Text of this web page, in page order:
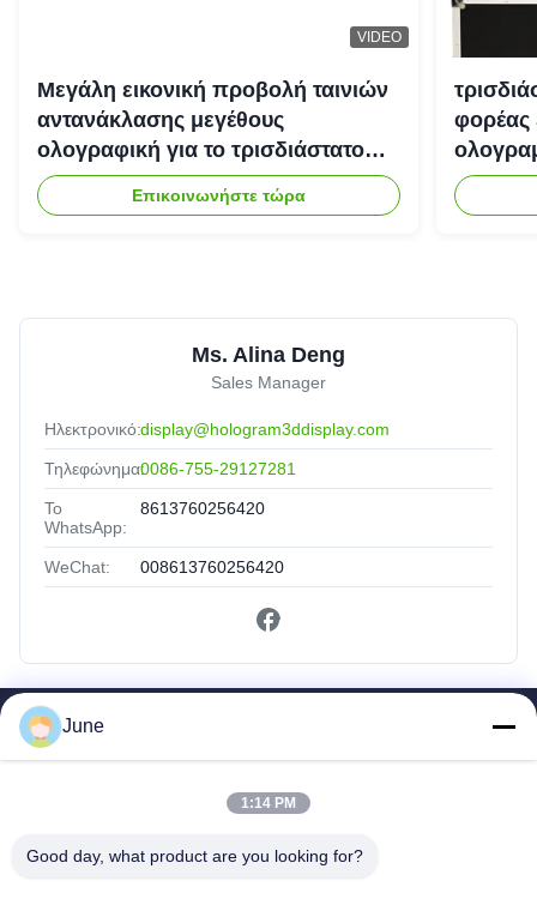
VIDEO
Μεγάλη εικονική προβολή ταινιών
αντανάκλασης μεγέθους
ολογραφική για το τρισδιάστατο
σύστημα προβολέων
ολογραμμάτων
Επικοινωνήστε τώρα
φορέας
Ms. Alina Deng
Sales Manager
Ηλεκτρονικό:display@hologram3ddisplay.com
Τηλεφώνημα:0086-755-29127281
Το
WhatsApp:
8613760256420
WeChat: 008613760256420
Προϊόντα
Γύρος Εργοστασίων
June
1:14 PM
Good day, what product are you looking for?